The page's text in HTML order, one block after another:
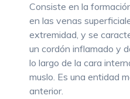
Consiste en la
en las venas
extremidad, y se
un cordón inflamado y
lo largo de la cara
muslo. Es una entidad
anterior.